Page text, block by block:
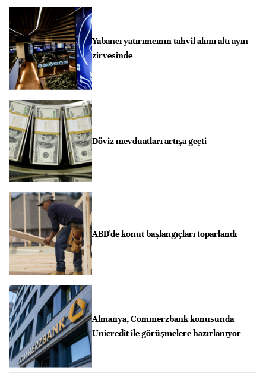
Yabancı yatırımcının tahvil alımı altı ayın
zirvesinde
Döviz mevduatları artışa geçti
ABD'de konut başlangıçları toparlandı
Almanya, Commerzbank konusunda
Unicredit ile görüşmelere hazırlanıyor